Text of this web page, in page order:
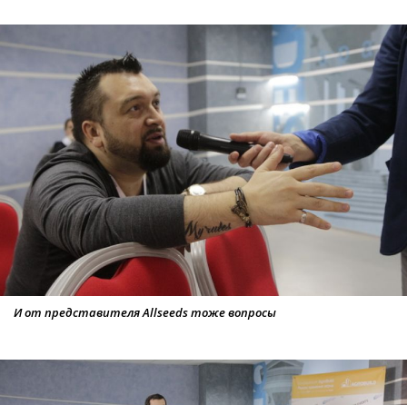
И от представителя Allseeds тоже вопросы